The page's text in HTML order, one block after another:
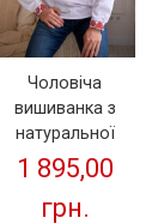
Чоловіча
вишиванка з
натуральної
тканини "Козак" (
червона
вишивка )
1 895,00
грн.